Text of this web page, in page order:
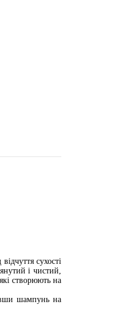
сухості
і чистий,
створюють на
шампунь на